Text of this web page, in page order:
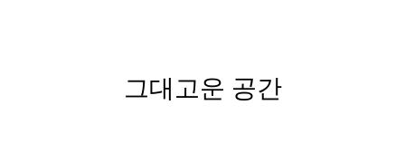
그대고운 공간